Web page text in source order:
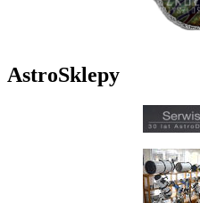
AstroSklepy